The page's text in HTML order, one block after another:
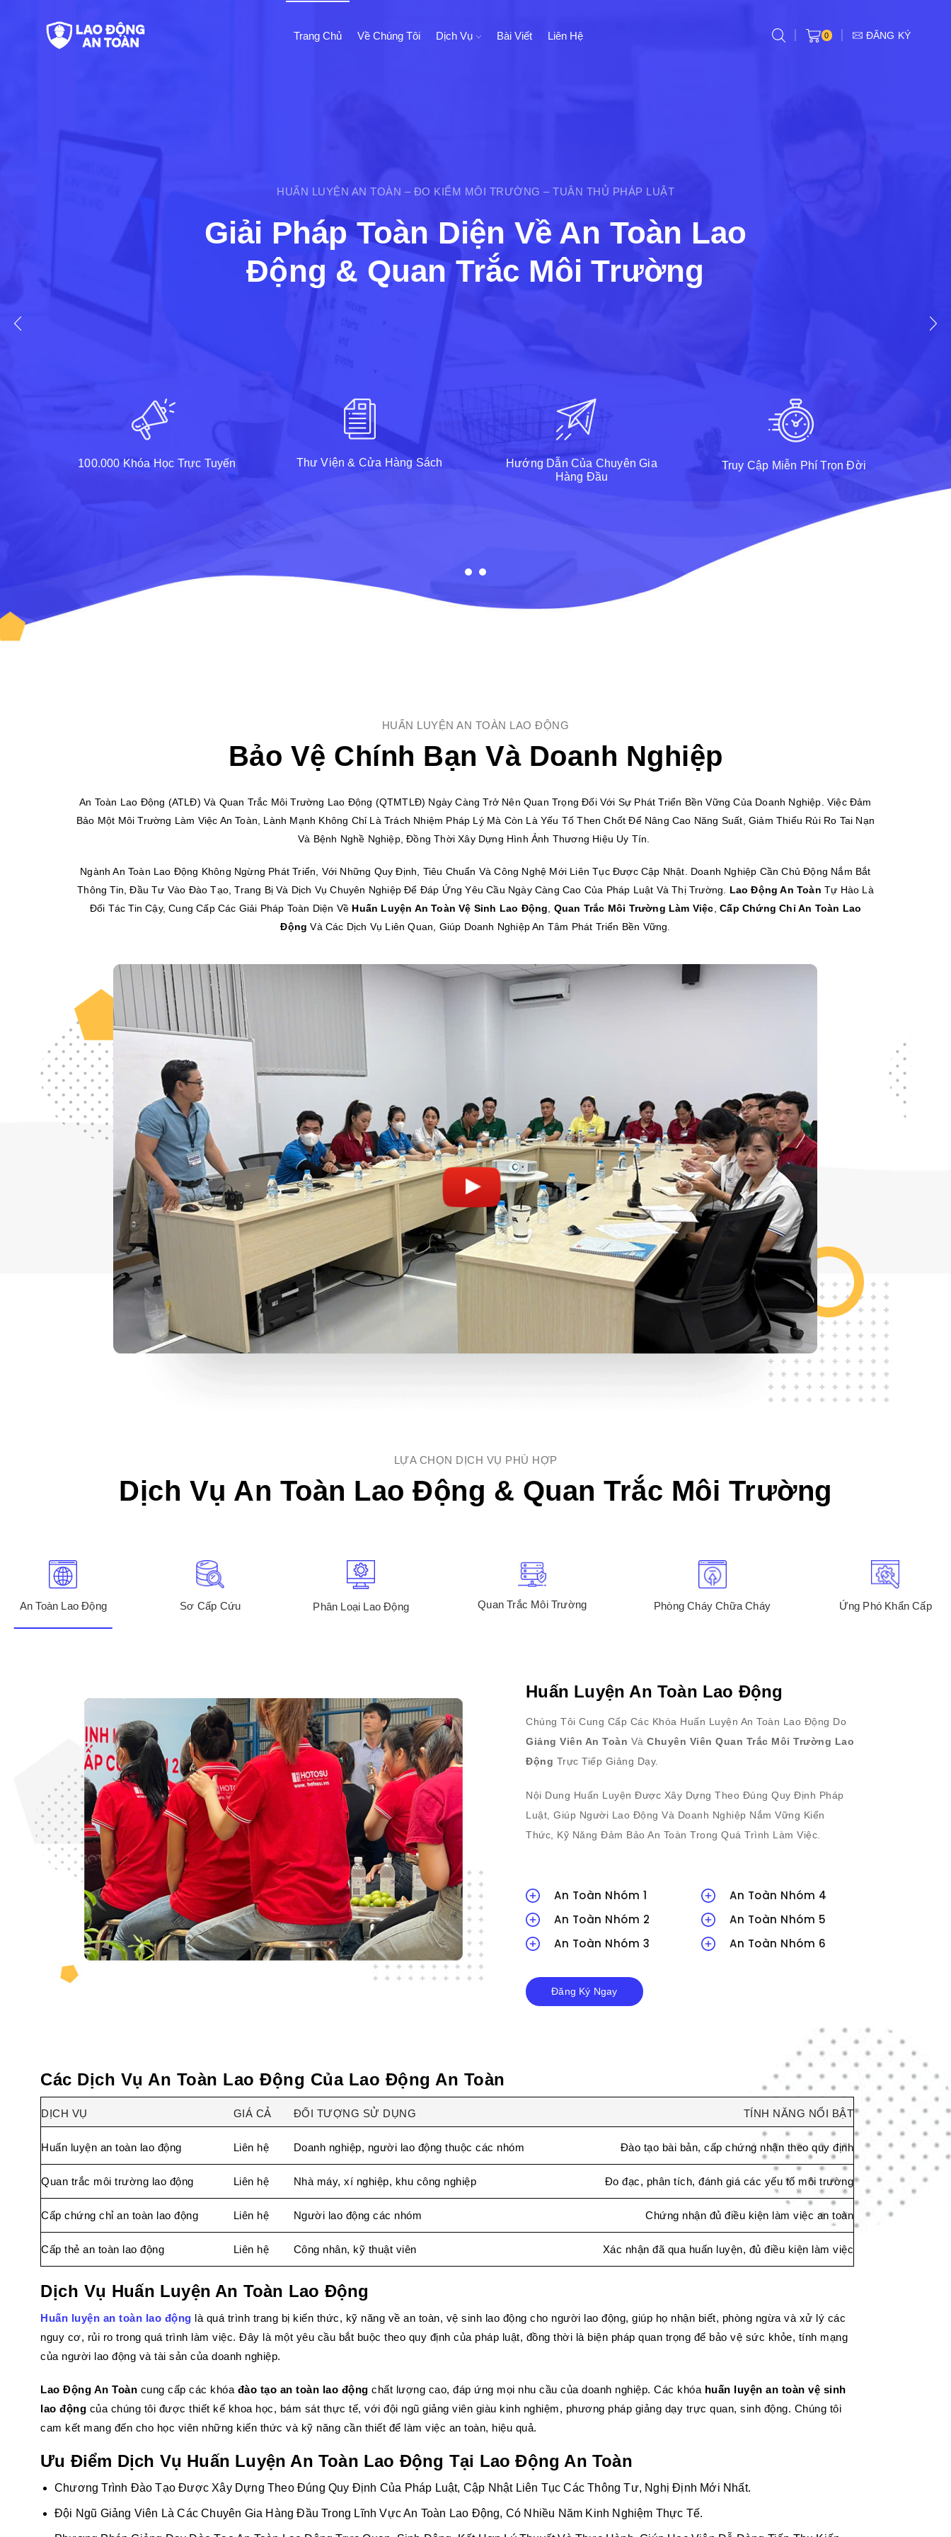
Trang Chủ Về Chúng Tôi Dịch Vụ Bài Viết Liên Hệ 0 ĐĂNG KÝ
HUẤN LUYỆN AN TOÀN – ĐO KIỂM MÔI TRƯỜNG – TUÂN THỦ PHÁP LUẬT
Giải Pháp Toàn Diện Về An Toàn Lao
Động & Quan Trắc Môi Trường
100.000 Khóa Học Trực Tuyến Thư Viện & Cửa Hàng Sách
Hướng Dẫn Của Chuyên Gia
Hàng Đầu
Truy Cập Miễn Phí Trọn Đời
HUẤN LUYỆN AN TOÀN LAO ĐỘNG
Bảo Vệ Chính Bạn Và Doanh Nghiệp
An Toàn Lao Động (ATLĐ) Và Quan Trắc Môi Trường Lao Động (QTMTLĐ) Ngày Càng Trở Nên Quan Trọng Đối Với Sự Phát Triển Bền Vững Của Doanh Nghiệp. Việc Đảm
Bảo Một Môi Trường Làm Việc An Toàn, Lành Mạnh Không Chỉ Là Trách Nhiệm Pháp Lý Mà Còn Là Yếu Tố Then Chốt Để Nâng Cao Năng Suất, Giảm Thiểu Rủi Ro Tai Nạn
Và Bệnh Nghề Nghiệp, Đồng Thời Xây Dựng Hình Ảnh Thương Hiệu Uy Tín.
Ngành An Toàn Lao Động Không Ngừng Phát Triển, Với Những Quy Định, Tiêu Chuẩn Và Công Nghệ Mới Liên Tục Được Cập Nhật. Doanh Nghiệp Cần Chủ Động Nắm Bắt
Thông Tin, Đầu Tư Vào Đào Tạo, Trang Bị Và Dịch Vụ Chuyên Nghiệp Để Đáp Ứng Yêu Cầu Ngày Càng Cao Của Pháp Luật Và Thị Trường. Lao Động An Toàn Tự Hào Là
Đối Tác Tin Cậy, Cung Cấp Các Giải Pháp Toàn Diện Về Huấn Luyện An Toàn Vệ Sinh Lao Động Quan Trắc Môi Trường Làm Việc ,Cấp Chứng Chỉ An Toàn Lao
Động Và Các Dịch Vụ Liên Quan, Giúp Doanh Nghiệp An Tâm Phát Triển Bền Vững.
LỰA CHỌN DỊCH VỤ PHÙ HỢP
Dịch Vụ An Toàn Lao Động & Quan Trắc Môi Trường
An Toàn Lao Động Sơ Cấp Cứu Phân Loại Lao Động Quan Trắc Môi Trường Phòng Cháy Chữa Cháy Ứng Phó Khẩn Cấp
Huấn Luyện An Toàn Lao Động
Chúng Tôi Cung Cấp Các Khóa Huấn Luyện An Toàn Lao Động Do
Giảng Viên An Toàn VàChuyên Viên Quan Trắc Môi Trường Lao
Động Trực Tiếp Giảng Dạy.
Nội Dung Huấn Luyện Được Xây Dựng Theo Đúng Quy Định Pháp
Luật, Giúp Người Lao Động Và Doanh Nghiệp Nắm Vững Kiến
Thức, Kỹ Năng Đảm Bảo An Toàn Trong Quá Trình Làm Việc.
An Toàn Nhóm 1
An Toàn Nhóm 2
An Toàn Nhóm 3
An Toàn Nhóm 4
An Toàn Nhóm 5
An Toàn Nhóm 6
Đăng Ký Ngay
Các Dịch Vụ An Toàn Lao Động Của Lao Động An Toàn
DỊCH VỤ GIÁ CẢ ĐỐI TƯỢNG SỬ DỤNG TÍNH NĂNG NỔI BẬT
Huấn luyện an toàn lao động Liên hệ Doanh nghiệp, người lao động thuộc các nhóm Đào tạo bài bản, cấp chứng nhận theo quy định
Quan trắc môi trường lao động Liên hệ Nhà máy, xí nghiệp, khu công nghiệp Đo đạc, phân tích, đánh giá các yếu tố môi trường
Cấp chứng chỉ an toàn lao động Liên hệ Người lao động các nhóm Chứng nhận đủ điều kiện làm việc an toàn
Cấp thẻ an toàn lao động Liên hệ Công nhân, kỹ thuật viên Xác nhận đã qua huấn luyện, đủ điều kiện làm việc
Dịch Vụ Huấn Luyện An Toàn Lao Động
Huấn luyện an toàn lao động là quá trình trang bị kiến thức, kỹ năng về an toàn, vệ sinh lao động cho người lao động, giúp họ nhận biết, phòng ngừa và xử lý các
nguy cơ, rủi ro trong quá trình làm việc. Đây là một yêu cầu bắt buộc theo quy định của pháp luật, đồng thời là biện pháp quan trọng để bảo vệ sức khỏe, tính mạng
của người lao động và tài sản của doanh nghiệp.
Lao Động An Toàn cung cấp các khóa đào tạo an toàn lao động chất lượng cao, đáp ứng mọi nhu cầu của doanh nghiệp. Các khóa huấn luyện an toàn vệ sinh
lao động của chúng tôi được thiết kế khoa học, bám sát thực tế, với đội ngũ giảng viên giàu kinh nghiệm, phương pháp giảng dạy trực quan, sinh động. Chúng tôi
cam kết mang đến cho học viên những kiến thức và kỹ năng cần thiết để làm việc an toàn, hiệu quả.
Ưu Điểm Dịch Vụ Huấn Luyện An Toàn Lao Động Tại Lao Động An Toàn
Chương Trình Đào Tạo Được Xây Dựng Theo Đúng Quy Định Của Pháp Luật, Cập Nhật Liên Tục Các Thông Tư, Nghị Định Mới Nhất.
Đội Ngũ Giảng Viên Là Các Chuyên Gia Hàng Đầu Trong Lĩnh Vực An Toàn Lao Động, Có Nhiều Năm Kinh Nghiệm Thực Tế.